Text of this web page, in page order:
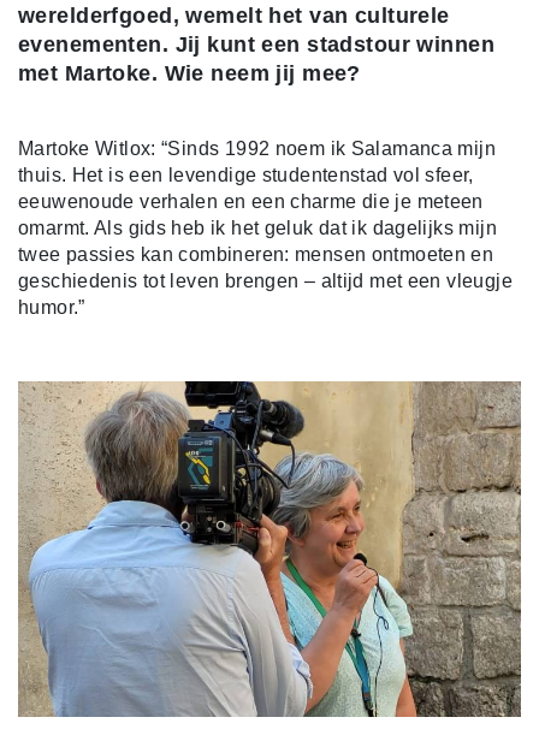
werelderfgoed, wemelt het van culturele
evenementen. Jij kunt een stadstour winnen
met Martoke. Wie neem jij mee?
Martoke Witlox: “Sinds 1992 noem ik Salamanca mijn
thuis. Het is een levendige studentenstad vol sfeer,
eeuwenoude verhalen en een charme die je meteen
omarmt. Als gids heb ik het geluk dat ik dagelijks mijn
twee passies kan combineren: mensen ontmoeten en
geschiedenis tot leven brengen – altijd met een vleugje
humor.”